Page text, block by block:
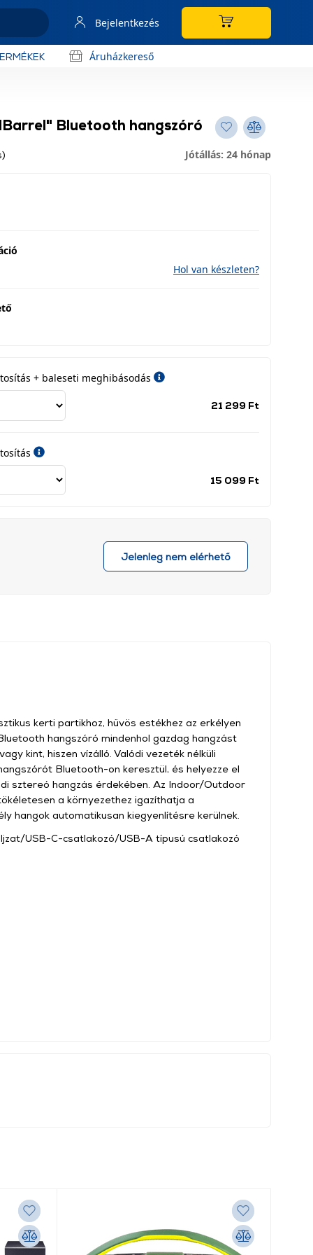
Bejelentkezés
Áruházkereső
Bluetooth hangszóró
Jótállás: 24 hónap
Hol van készleten?
+ baleseti meghibásodás
időszak
21 299 Ft
időszak
15 099 Ft
Jelenleg nem elérhető
kerti partikhoz, hűvös estékhez az erkélyen
hangszóró mindenhol gazdag hangzást
kint, hiszen vízálló. Valódi vezeték nélküli
Bluetooth-on keresztül, és helyezze el
sztereó hangzás érdekében. Az Indoor/Outdoor
a környezethez igazíthatja a
hangok automatikusan kiegyenlítésre kerülnek.
USB-C-csatlakozó/USB-A típusú csatlakozó